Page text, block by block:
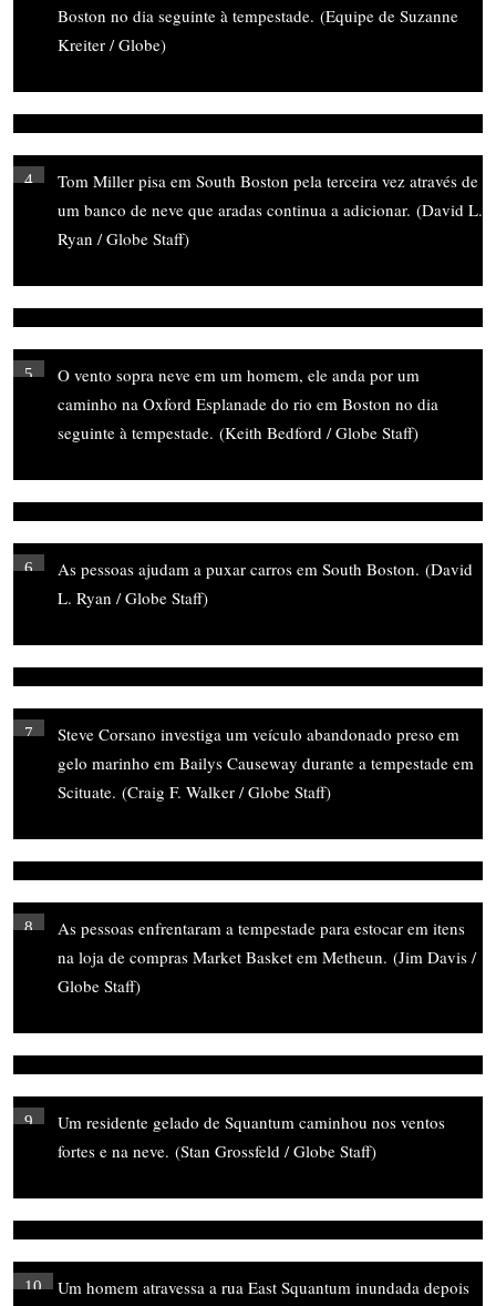
Boston no dia seguinte à tempestade. (Equipe de Suzanne
Kreiter / Globe)
4
Tom Miller pisa em South Boston pela terceira vez através de
um banco de neve que aradas continua a adicionar. (David L.
Ryan / Globe Staff)
5
O vento sopra neve em um homem, ele anda por um
caminho na Oxford Esplanade do rio em Boston no dia
seguinte à tempestade. (Keith Bedford / Globe Staff)
6 As pessoas ajudam a puxar carros em South Boston. (David
L. Ryan / Globe Staff)
7
Steve Corsano investiga um veículo abandonado preso em
gelo marinho em Bailys Causeway durante a tempestade em
Scituate. (Craig F. Walker / Globe Staff)
8
As pessoas enfrentaram a tempestade para estocar em itens
na loja de compras Market Basket em Metheun. (Jim Davis /
Globe Staff)
9
Um residente gelado de Squantum caminhou nos ventos
fortes e na neve. (Stan Grossfeld / Globe Staff)
10
Um homem atravessa a rua East Squantum inundada depois